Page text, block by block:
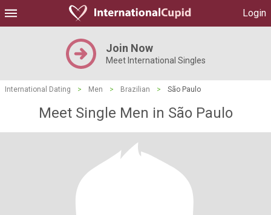
Login
Join Now
Meet International Singles
International Dating > Men > Brazilian > São Paulo
Meet Single Men in São Paulo